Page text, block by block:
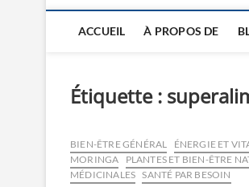
ACCUEIL À PROPOS DE
Étiquette :
BIEN-ÊTRE GÉNÉRAL ÉNERGIE ET
MORINGA
PLANTES ET BIEN-ÊTRE
MÉDICINALES SANTÉ PAR BESOIN